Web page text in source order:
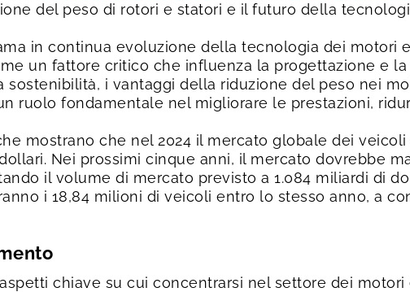
del peso di rotori e statori e il futuro della
in continua evoluzione della tecnologia dei motori
un fattore critico che influenza la progettazione e
sostenibilità, i vantaggi della riduzione del peso nei
ruolo fondamentale nel migliorare le prestazioni,
mostrano che nel 2024 il mercato globale dei
Nei prossimi cinque anni, il mercato dovrebbe
il volume di mercato previsto a 1.084 miliardi di
i 18,84 milioni di veicoli entro lo stesso anno, a
chiave su cui concentrarsi nel settore dei